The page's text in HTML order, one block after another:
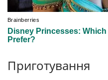
Приготування